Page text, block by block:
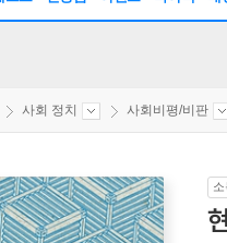
사회 정치 사회비평/비판